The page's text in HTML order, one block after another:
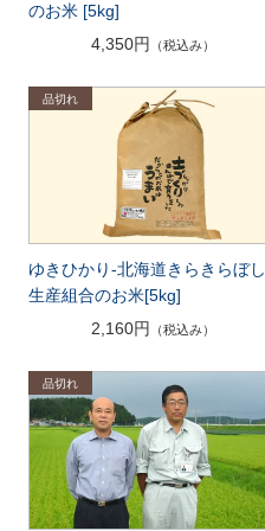
のお米 [5kg]
4,350円 （税込み）
ゆきひかり-北海道きらきらぼし
生産組合のお米[5kg]
2,160円
（税込み）